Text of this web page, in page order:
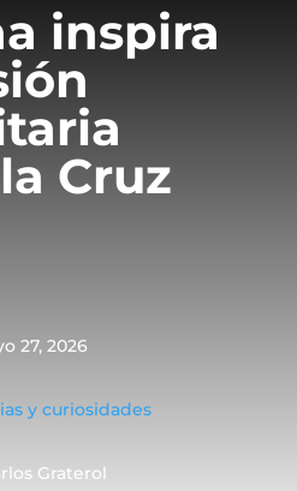
inspira
Cruz
27, 2026
y curiosidades
Graterol